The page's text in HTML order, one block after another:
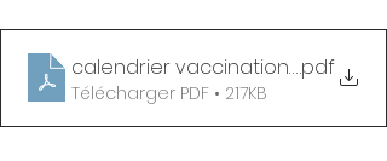
calendrier vaccinations 2021
.pdf
Télécharger PDF • 217KB